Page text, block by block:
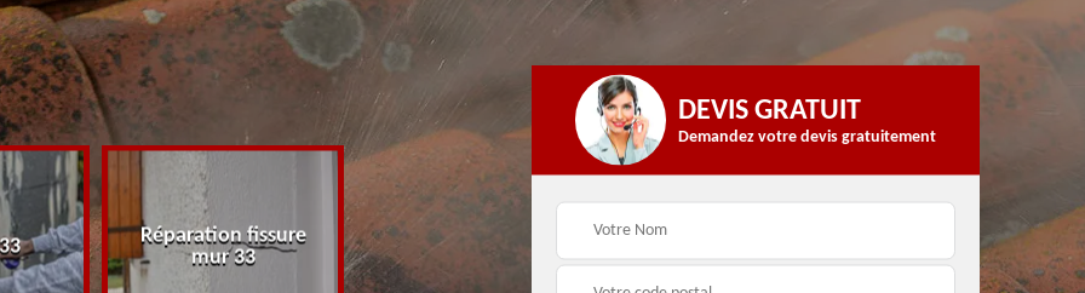
Réparation fissure
mur 33
Peintre rénovation
boiserie, bois 33
Entreprise de peinture
33
Peintre et peinture de
façade 33
DEVIS GRATUIT
Demandez votre devis gratuitement